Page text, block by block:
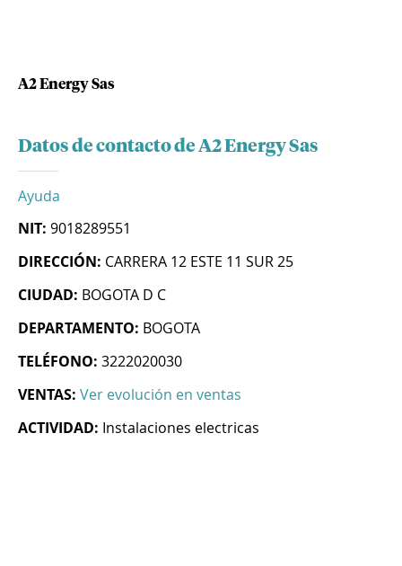
A2 Energy Sas
Datos de contacto de A2 Energy Sas
Ayuda
NIT: 9018289551
DIRECCIÓN: CARRERA 12 ESTE 11 SUR 25
CIUDAD: BOGOTA D C
DEPARTAMENTO: BOGOTA
TELÉFONO: 3222020030
VENTAS: Ver evolución en ventas
ACTIVIDAD: Instalaciones electricas